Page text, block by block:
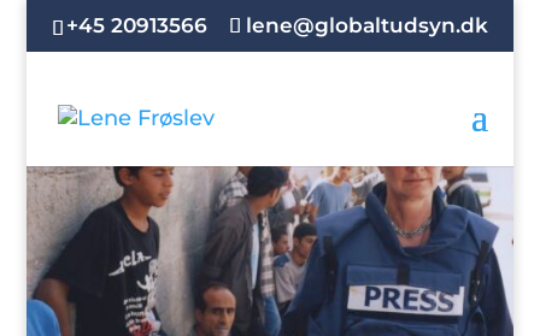
+45 20913566 lene@globaltudsyn.dk